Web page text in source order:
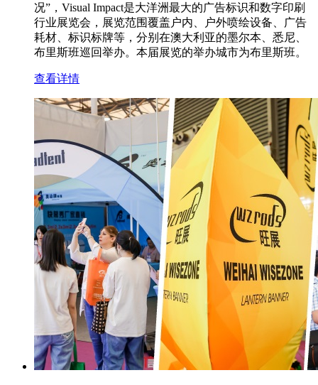
况”，Visual Impact是大洋洲最大的广告标识和数字印刷
行业展览会，展览范围覆盖户内、户外喷绘设备、广告
耗材、标识标牌等，分别在澳大利亚的墨尔本、悉尼、
布里斯班巡回举办。本届展览的举办城市为布里斯班。
查看详情